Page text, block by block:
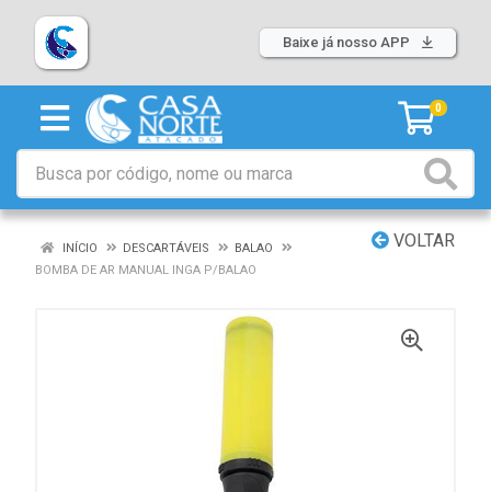
Baixe já nosso APP
0
VOLTAR
INÍCIO DESCARTÁVEIS
BALAO
BOMBA DE AR MANUAL INGA P/BALAO